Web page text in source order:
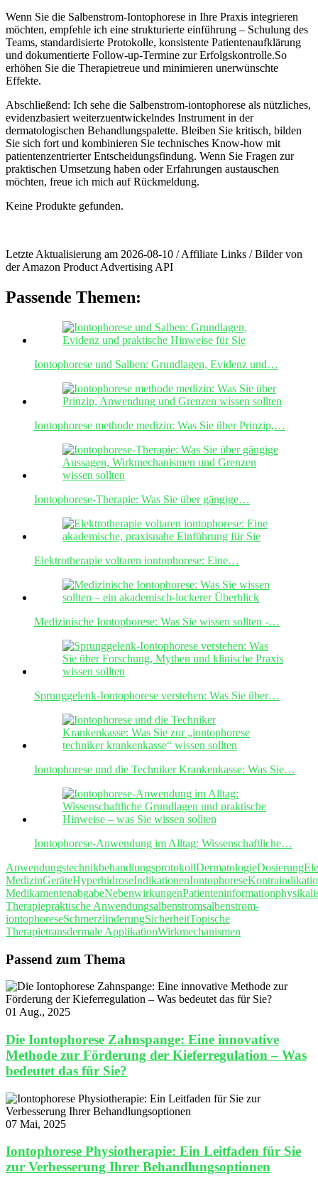
Wenn Sie ‍die ‌Salbenstrom-Iontophorese in‍ Ihre ⁢Praxis integrieren
möchten, ​empfehle‌ ich eine strukturierte einführung‍ – Schulung des
Teams, standardisierte Protokolle, konsistente ​Patientenaufklärung
und dokumentierte Follow‑up‑Termine zur ⁤Erfolgskontrolle.So⁣
erhöhen Sie die Therapietreue und minimieren⁤ unerwünschte
⁤Effekte.
Abschließend: Ich sehe die Salbenstrom-iontophorese als nützliches,
evidenzbasiert weiterzuentwickelndes⁣ Instrument in ‌der
⁣dermatologischen Behandlungspalette. Bleiben⁢ Sie⁣ kritisch, bilden⁣
Sie sich fort ‍und kombinieren Sie technisches ⁤Know‑how mit ​
patientenzentrierter Entscheidungsfindung. ​Wenn Sie Fragen zur
praktischen Umsetzung haben ​oder Erfahrungen austauschen⁤
möchten, freue ich ‌mich auf Rückmeldung.
Keine Produkte gefunden.
Letzte Aktualisierung am 2026-08-10 / Affiliate Links / Bilder von
der Amazon Product Advertising API
Passende Themen:
Iontophorese und Salben: Grundlagen, Evidenz und…
Iontophorese methode medizin: Was Sie über Prinzip,…
Iontophorese-Therapie: Was Sie über gängige…
Elektrotherapie voltaren iontophorese: Eine…
Medizinische Iontophorese: Was Sie wissen sollten -…
Sprunggelenk-Iontophorese verstehen: Was Sie über…
Iontophorese und die Techniker Krankenkasse: Was Sie…
Iontophorese-Anwendung im Alltag: Wissenschaftliche…
AnwendungstechnikbehandlungsprotokollDermatologieDosierung
MedizinGeräteHyperhidroseIndikationenIontophorese
MedikamentenabgabeNebenwirkungenPatienteninformation
Therapiepraktische Anwendungsalbenstromsalbenstrom-
iontophoreseSchmerzlinderungSicherheitTopische
Therapietransdermale ApplikationWirkmechanismen
Passend zum Thema
01 Aug., 2025
Die Iontophorese Zahnspange: Eine innovative
Methode zur Förderung der Kieferregulation – Was
bedeutet das für Sie?
07 Mai, 2025
Iontophorese Physiotherapie: Ein Leitfaden für Sie
zur Verbesserung Ihrer Behandlungsoptionen